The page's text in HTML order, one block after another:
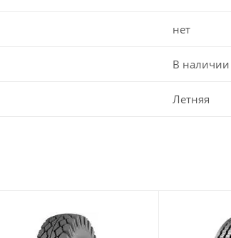
нет
В наличии
Летняя